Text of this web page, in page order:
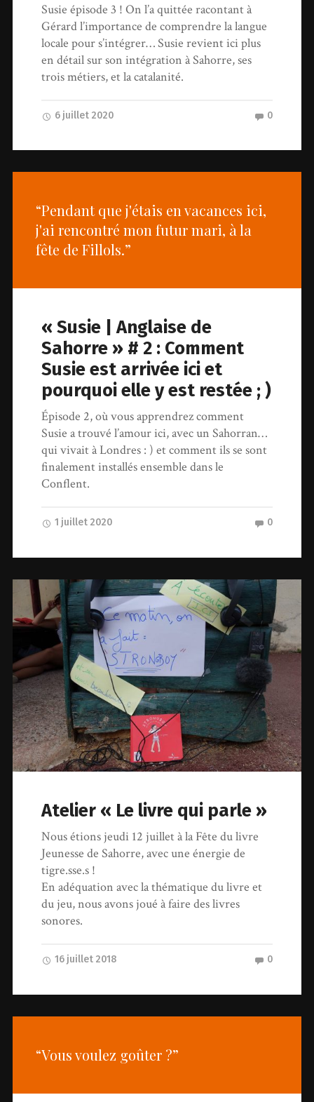
Susie épisode 3 ! On l’a quittée racontant à
Gérard l’importance de comprendre la langue
locale pour s’intégrer… Susie revient ici plus
en détail sur son intégration à Sahorre, ses
trois métiers, et la catalanité.
6 juillet 2020 0
“Pendant que j'étais en vacances ici,
j'ai rencontré mon futur mari, à la
fête de Fillols.”
« Susie | Anglaise de
Sahorre » # 2 : Comment
Susie est arrivée ici et
pourquoi elle y est restée ; )
Épisode 2, où vous apprendrez comment
Susie a trouvé l’amour ici, avec un Sahorran…
qui vivait à Londres : ) et comment ils se sont
finalement installés ensemble dans le
Conflent.
1 juillet 2020 0
Atelier « Le livre qui parle »
Nous étions jeudi 12 juillet à la Fête du livre
Jeunesse de Sahorre, avec une énergie de
tigre.sse.s !
En adéquation avec la thématique du livre et
du jeu, nous avons joué à faire des livres
sonores.
16 juillet 2018 0
“Vous voulez goûter ?”